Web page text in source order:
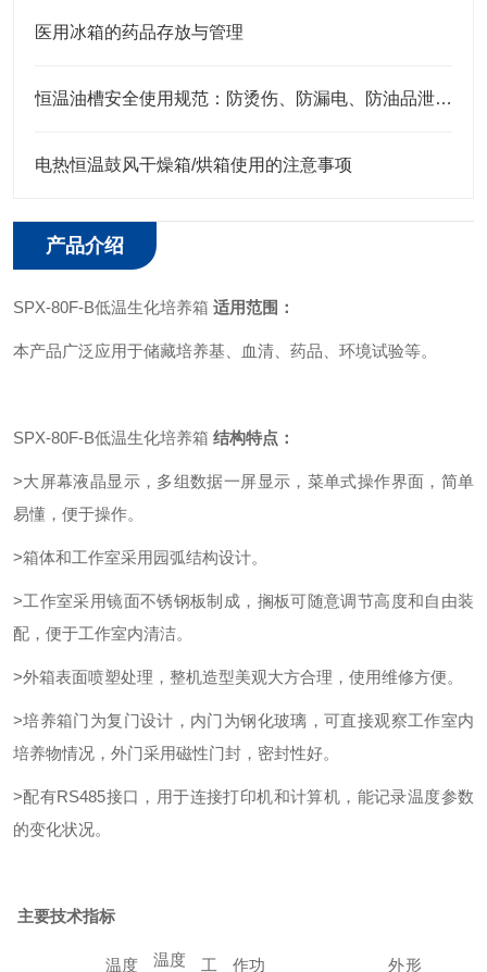
医用冰箱的药品存放与管理
恒温油槽安全使用规范：防烫伤、防漏电、防油品泄漏的安全措施
电热恒温鼓风干燥箱/烘箱使用的注意事项
产品介绍
SPX-80F-B低温生化培养箱 适用范围：
本产品广泛应用于储藏培养基、血清、药品、环境试验等。
SPX-80F-B低温生化培养箱 结构特点：
>大屏幕液晶显示，多组数据一屏显示，菜单式操作界面，简单
易懂，便于操作。
>箱体和工作室采用园弧结构设计。
>工作室采用镜面不锈钢板制成，搁板可随意调节高度和自由装
配，便于工作室内清洁。
>外箱表面喷塑处理，整机造型美观大方合理，使用维修方便。
>培养箱门为复门设计，内门为钢化玻璃，可直接观察工作室内
培养物情况，外门采用磁性门封，密封性好。
>配有RS485接口，用于连接打印机和计算机，能记录温度参数
的变化状况。
主要技术指标
温度 温度 工作功 外形